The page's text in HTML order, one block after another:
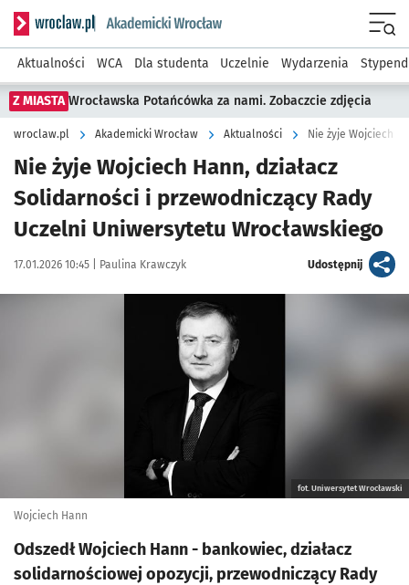
Serwis informacyjny wroclaw.pl podserwis: Akademicki
Aktualności WCA Dla studenta Uczelnie Wydarzenia
Z MIASTA Wrocławska Potańcówka za nami. Zobaczcie zdjęcia
wroclaw.pl Akademicki Wrocław Aktualności Nie żyje Wojciech
Nie żyje Wojciech Hann, działacz
Solidarności i przewodniczący Rady
Uczelni Uniwersytetu Wrocławskiego
Data publikacji:
17.01.2026 10:45 | Autor:
Paulina Krawczyk Udostępnijartykuł
fot. Uniwersytet Wrocławski
Wojciech Hann
Odszedł Wojciech Hann - bankowiec, działacz
solidarnościowej opozycji, przewodniczący Rady